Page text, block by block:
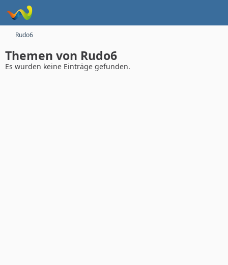
Rudo6
Themen von Rudo6
Es wurden keine Einträge gefunden.